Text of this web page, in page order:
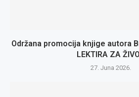
Održana promocija knjige autora
LEKTIRA ZA
27. Juna 2026.